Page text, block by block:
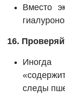
Вместо
16.
Иногда
следы